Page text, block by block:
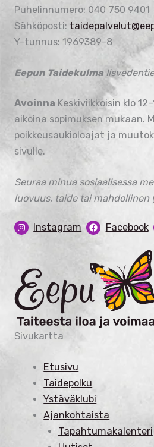
Puhelinnumero: 040 750 9401
Sähköposti:
Y-tunnus: 1969389-8
Eepun Taidekulma
Avoinna Keskiviikkoisin klo
aikoina sopimuksen mukaan.
poikkeusaukioloajat ja
sivulle.
Seuraa minua sosiaalisessa
luovuus, taide tai mahdollinen
Instagram Facebook
Sivukartta
Etusivu
Taidepolku
Ystäväklubi
Ajankohtaista
Tapahtumakalenteri